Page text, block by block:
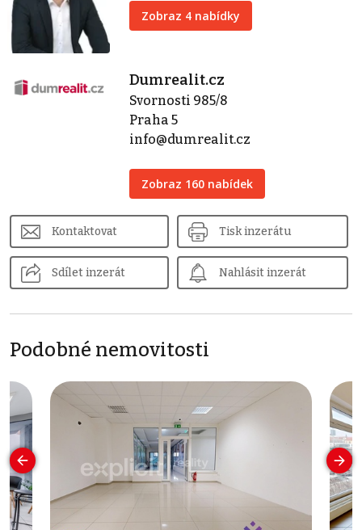
Zobraz 4 nabídky
Dumrealit.cz
Svornosti 985/8
Praha 5
info@dumrealit.cz
Zobraz 160 nabídek
Kontaktovat Tisk inzerátu
Sdílet inzerát Nahlásit inzerát
Podobné nemovitosti